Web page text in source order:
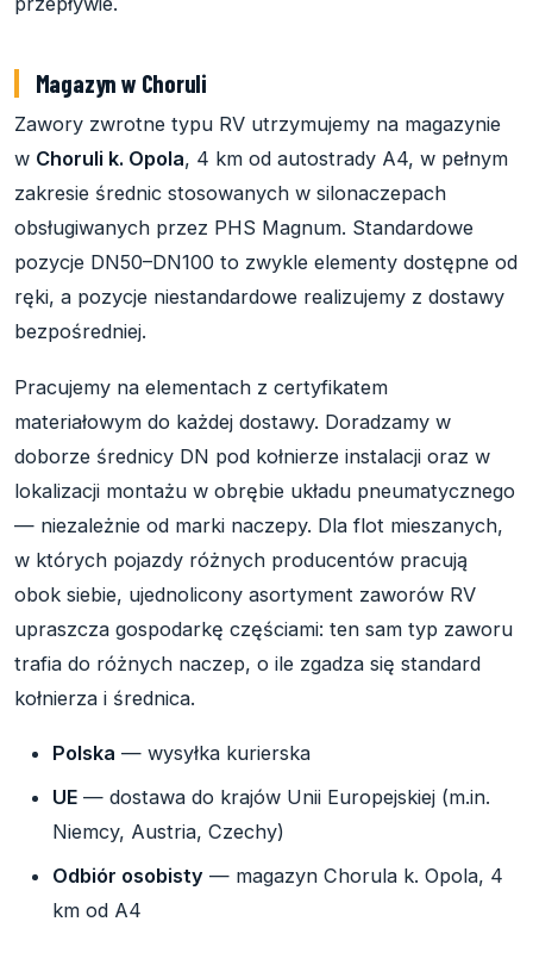
Magazyn w Choruli
Zawory zwrotne typu RV utrzymujemy na magazynie
w Choruli k. Opola, 4 km od autostrady A4, w pełnym
zakresie średnic stosowanych w silonaczepach
obsługiwanych przez PHS Magnum. Standardowe
pozycje DN50–DN100 to zwykle elementy dostępne od
ręki, a pozycje niestandardowe realizujemy z dostawy
bezpośredniej.
Pracujemy na elementach z certyfikatem
materiałowym do każdej dostawy. Doradzamy w
doborze średnicy DN pod kołnierze instalacji oraz w
lokalizacji montażu w obrębie układu pneumatycznego
— niezależnie od marki naczepy. Dla flot mieszanych,
w których pojazdy różnych producentów pracują
obok siebie, ujednolicony asortyment zaworów RV
upraszcza gospodarkę częściami: ten sam typ zaworu
trafia do różnych naczep, o ile zgadza się standard
kołnierza i średnica.
Polska — wysyłka kurierska
UE — dostawa do krajów Unii Europejskiej (m.in.
Niemcy, Austria, Czechy)
Odbiór osobisty — magazyn Chorula k. Opola, 4
km od A4